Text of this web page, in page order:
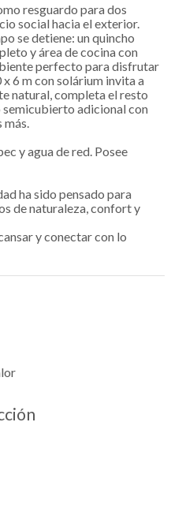
resguardo para dos
social hacia el exterior.
se detiene: un quincho
y área de cocina con
perfecto para disfrutar
6 m con solárium invita a
natural, completa el resto
semicubierto adicional con
y agua de red. Posee
ha sido pensado para
de naturaleza, confort y
y conectar con lo